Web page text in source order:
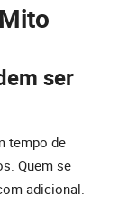
ser
tempo de
Quem se
adicional.